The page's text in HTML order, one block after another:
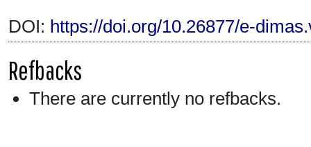
DOI: https://doi.org/10.26877/e-
Refbacks
There are currently no refbacks.